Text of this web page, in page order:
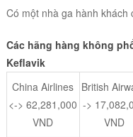
Có một nhà ga hành khách
Các hãng hàng không
Keflavik
China Airlines
<-> 62,281,000
VND
British
->
VND